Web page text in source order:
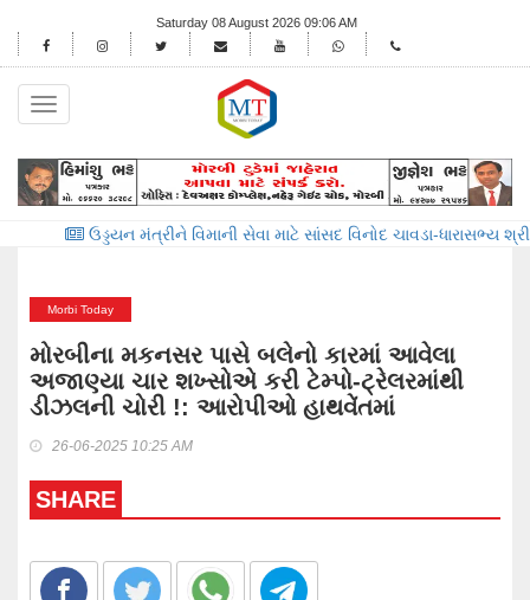
Saturday 08 August 2026 09:06 AM
Toggle
navigation
ઉડ્ડયન મંત્રીને વિમાની સેવા માટે સાંસદ વિનોદ ચાવડા-ધારાસભ્ય શ્રીમતિ
Morbi Today
મોરબીના મકનસર પાસે બલેનો કારમાં આવેલા
અજાણ્યા ચાર શખ્સોએ કરી ટેમ્પો-ટ્રેલરમાંથી
ડીઝલની ચોરી !: આરોપીઓ હાથવેંતમાં
26-06-2025 10:25 AM
SHARE